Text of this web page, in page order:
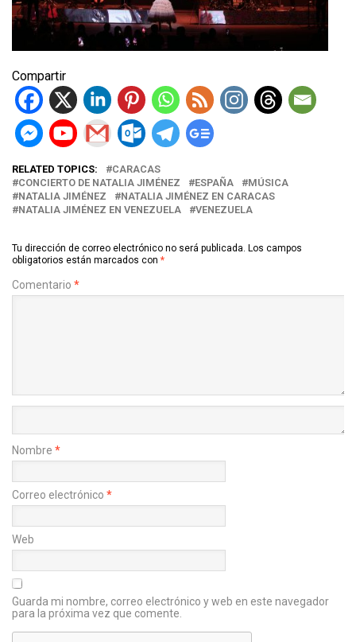
Compartir
RELATED TOPICS:
CARACAS
CONCIERTO DE NATALIA JIMÉNEZ
ESPAÑA
MÚSICA
NATALIA JIMÉNEZ
NATALIA JIMÉNEZ EN CARACAS
NATALIA JIMÉNEZ EN VENEZUELA
VENEZUELA
Tu dirección de correo electrónico no será publicada. Los campos
obligatorios están marcados con *
Comentario *
Nombre *
Correo electrónico *
Web
Guarda mi nombre, correo electrónico y web en este navegador
para la próxima vez que comente.